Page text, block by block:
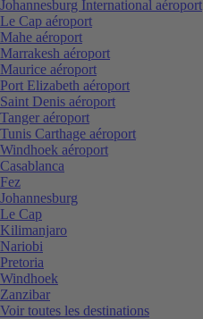
Johannesburg International aéroport
Le Cap aéroport
Mahe aéroport
Marrakesh aéroport
Maurice aéroport
Port Elizabeth aéroport
Saint Denis aéroport
Tanger aéroport
Tunis Carthage aéroport
Windhoek aéroport
Casablanca
Fez
Johannesburg
Le Cap
Kilimanjaro
Nariobi
Pretoria
Windhoek
Zanzibar
Voir toutes les destinations